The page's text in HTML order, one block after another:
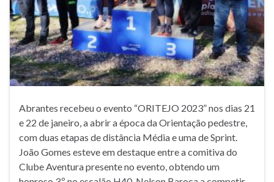
Abrantes recebeu o evento “ORITEJO 2023” nos dias 21
e 22 de janeiro, a abrir a época da Orientação pedestre,
com duas etapas de distância Média e uma de Sprint.
João Gomes esteve em destaque entre a comitiva do
Clube Aventura presente no evento, obtendo um